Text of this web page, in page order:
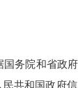
国务院和省政
民共和国政府信